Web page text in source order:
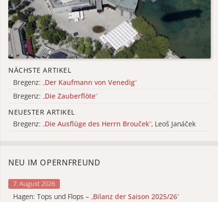
NÄCHSTE ARTIKEL
Bregenz: „Der Kaufmann von Venedig“
Bregenz: „Die Zauberflöte“
NEUESTER ARTIKEL
Bregenz: „Die Ausflüge des Herrn Brouček“, Leoš Janáček
NEU IM OPERNFREUND
7. August 2026
Hagen: Tops und Flops – „Bilanz der Saison 2025/26“